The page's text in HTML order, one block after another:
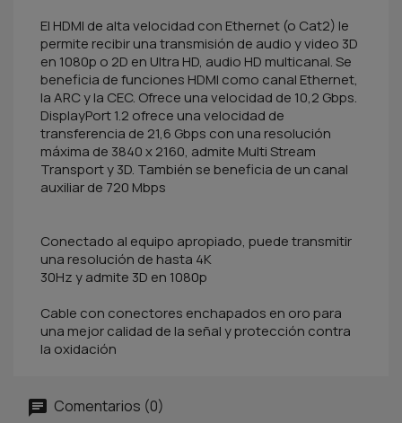
El HDMI de alta velocidad con Ethernet (o Cat2) le
permite recibir una transmisión de audio y video 3D
en 1080p o 2D en Ultra HD, audio HD multicanal. Se
beneficia de funciones HDMI como canal Ethernet,
la ARC y la CEC. Ofrece una velocidad de 10,2 Gbps.
DisplayPort 1.2 ofrece una velocidad de
transferencia de 21,6 Gbps con una resolución
máxima de 3840 x 2160, admite Multi Stream
Transport y 3D. También se beneficia de un canal
auxiliar de 720 Mbps
Conectado al equipo apropiado, puede transmitir
una resolución de hasta 4K
30Hz y admite 3D en 1080p
Cable con conectores enchapados en oro para
una mejor calidad de la señal y protección contra
la oxidación
Comentarios (0)